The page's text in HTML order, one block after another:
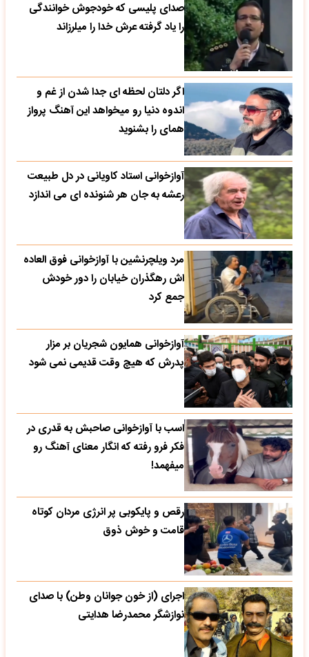
صدای پلیسی که خودجوش خوانندگی
را یاد گرفته عرش خدا را میلرزاند
اگر دلتان لحظه ای جدا شدن از غم و
اندوه دنیا رو میخواهد این آهنگ پرواز
همای را بشنوید
آوازخوانی استاد کاویانی در دل طبیعت
رعشه به جان هر شنونده ای می اندازد
مرد ویلچرنشین با آوازخوانی فوق العاده
اش رهگذران خیابان را دور خودش
جمع کرد
آوازخوانی همایون شجریان بر مزار
پدرش که هیچ وقت قدیمی نمی شود
اسب با آوازخوانی صاحبش به قدری در
فکر فرو رفته که انگار معنای آهنگ رو
میفهمد!
رقص و پایکوبی پر انرژی مردان کوتاه
قامت و خوش ذوق
اجرای (از خون جوانان وطن) با صدای
نوازشگر محمدرضا هدایتی